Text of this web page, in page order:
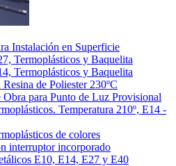
Instalación en Superficie
Termoplásticos y Baquelita
Termoplásticos y Baquelita
de Poliester 230ºC
Obra para Punto de Luz Provisional
Temperatura 210º, E14 -
de colores
interruptor incorporado
E10, E14, E27 y E40